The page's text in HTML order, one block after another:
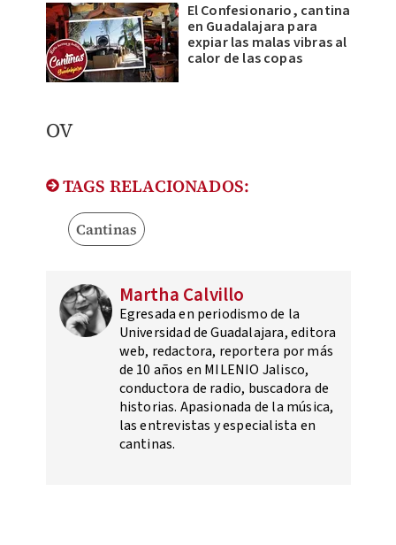
El Confesionario, cantina
en Guadalajara para
expiar las malas vibras al
calor de las copas
​OV
TAGS RELACIONADOS:
Cantinas
Martha Calvillo
Egresada en periodismo de la
Universidad de Guadalajara, editora
web, redactora, reportera por más
de 10 años en MILENIO Jalisco,
conductora de radio, buscadora de
historias. Apasionada de la música,
las entrevistas y especialista en
cantinas.